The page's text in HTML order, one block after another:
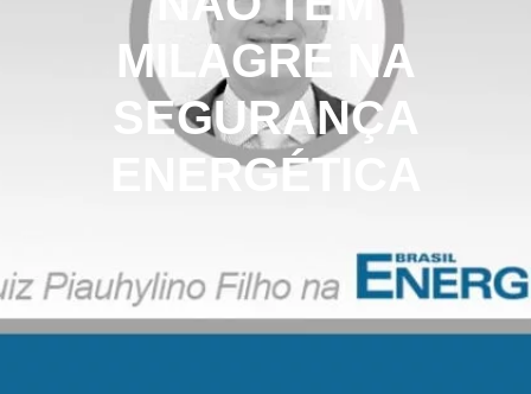
MILAGRE NA
SEGURANÇA
ENERGÉTICA